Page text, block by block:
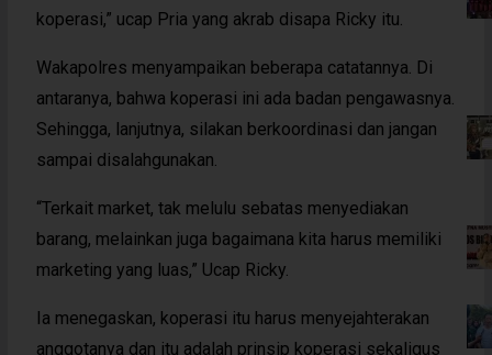
koperasi,” ucap Pria yang akrab disapa Ricky itu.
Wakapolres menyampaikan beberapa catatannya. Di
antaranya, bahwa koperasi ini ada badan pengawasnya.
Sehingga, lanjutnya, silakan berkoordinasi dan jangan
sampai disalahgunakan.
“Terkait market, tak melulu sebatas menyediakan
barang, melainkan juga bagaimana kita harus memiliki
marketing yang luas,” Ucap Ricky.
Ia menegaskan, koperasi itu harus menyejahterakan
anggotanya dan itu adalah prinsip koperasi sekaligus